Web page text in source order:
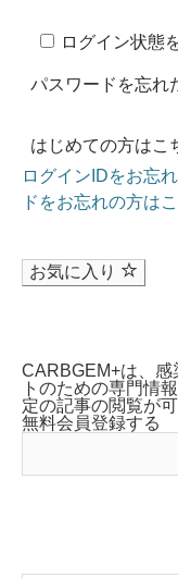
ログイン状態
パスワードを忘れ
はじめての方はこ
ログインIDをお忘
ドをお忘れの方は
お気に入り
CARBGEM+は、感
トのための専門情
定の記事の閲覧が
無料会員登録する